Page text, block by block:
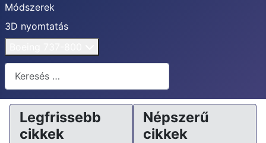
Módszerek
3D nyomtatás
Keresés...
Legfrissebb
cikkek
Népszerű
cikkek